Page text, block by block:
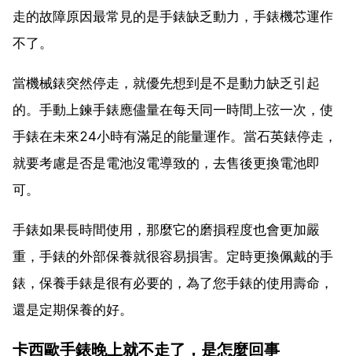
走的故障原因最常見的是手錶缺乏動力，手錶機芯運作
不了。
當機械錶突然停走，就優先想到是不是動力缺乏引起
的。手動上鍊手錶應儘量在每天同一時間上弦一次，使
手錶在未來24小時有滿足的能量運作。當石英錶停走，
就要考慮是否是電池沒電導致的，去售後更換電池即
可。
手錶如果長時間使用，那麼它的磨損程度也會更加嚴
重，手錶的外部保養就很容易損害。定時更換佩戴的手
錶，保養手錶是很有必要的，為了您手錶的使用壽命，
還是定期保養的好。
卡西歐手錶晚上就不走了，是怎麼回事